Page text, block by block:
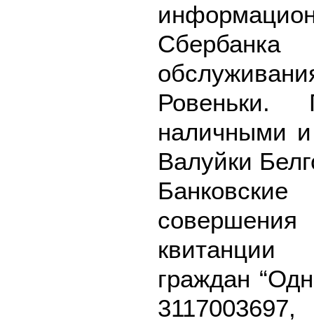
Ровеньки.
наличными
Валуйки
граждан